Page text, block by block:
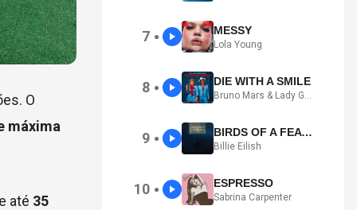
O
máxima
até 35
7 ● MESSY
Lola Young
8 ● DIE WITH A SMILE
Bruno Mars & Lady Gaga
9 ● BIRDS OF A FEATHER
Billie Eilish
10 ● ESPRESSO
Sabrina Carpenter